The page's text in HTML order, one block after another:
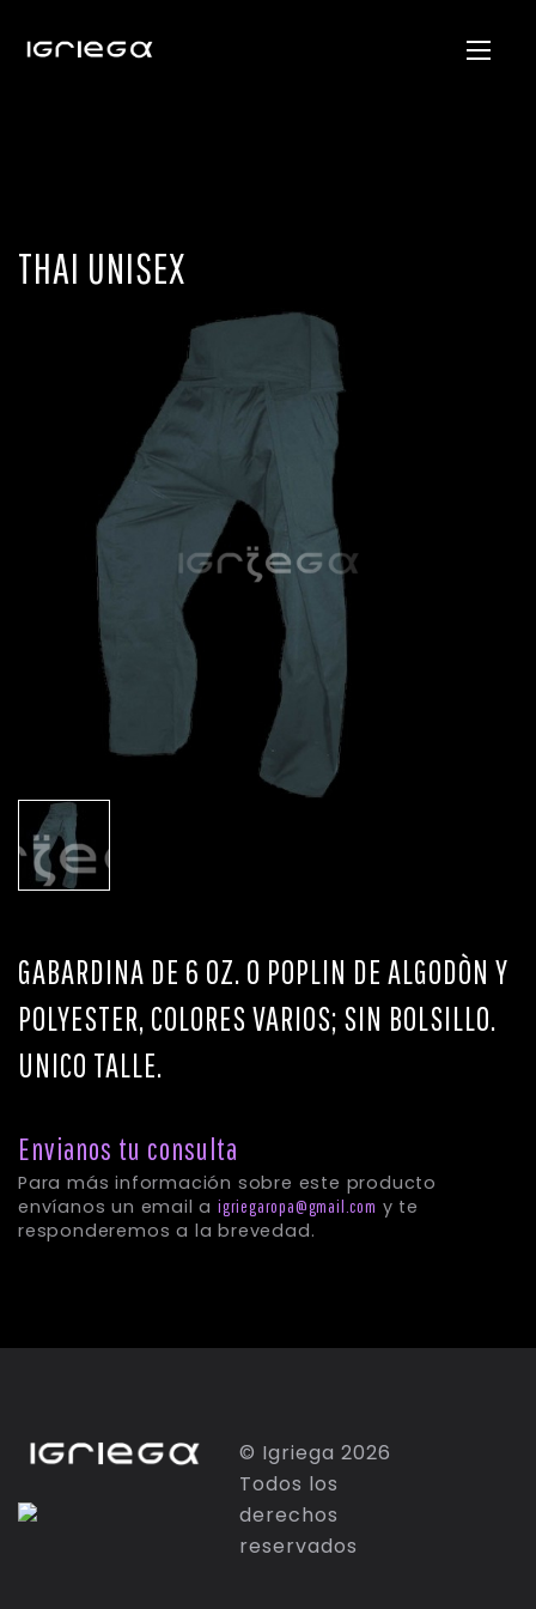
THAI UNISEX
GABARDINA DE 6 OZ. O POPLIN DE ALGODÒN Y
POLYESTER, COLORES VARIOS; SIN BOLSILLO.
UNICO TALLE.
Envianos tu consulta
Para más información sobre este
envíanos un email aigriegaropa@gmail.com
responderemos a la brevedad.
© Igriega 2026
Todos los
derechos
reservados